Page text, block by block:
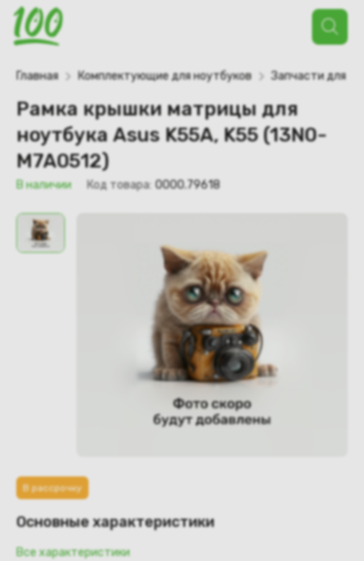
Поиск
товаров
Главная Комплектующие для ноутбуков Запчасти для
Рамка крышки матрицы для
ноутбука Asus K55A, K55 (13N0-
M7A0512)
В наличии Код товара: 0000.79618
В рассрочку
Основные характеристики
Все характеристики